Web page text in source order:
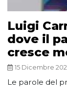
Luigi
dove il
cresce
15 Dicembre
Le parole del